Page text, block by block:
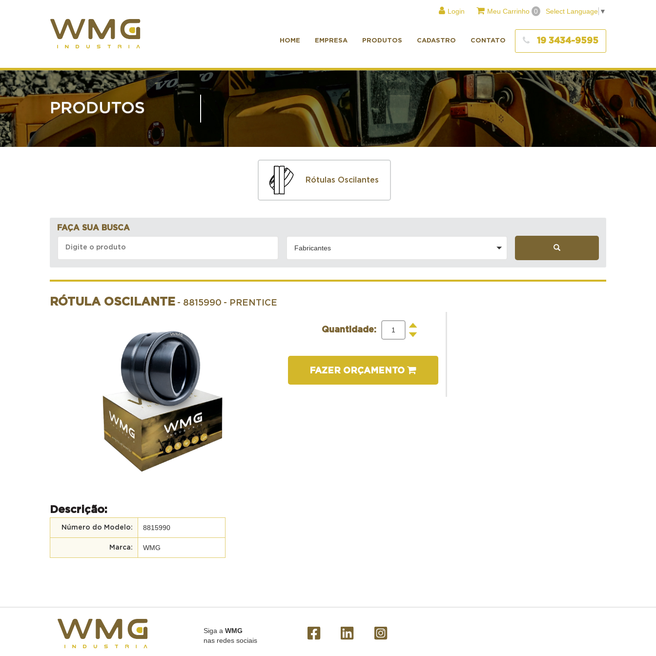
Login Meu Carrinho 0 Select Language ▼
HOME EMPRESA PRODUTOS CADASTRO CONTATO 19 3434-9595
PRODUTOS
Rótulas Oscilantes
FAÇA SUA BUSCA
Fabricantes
RÓTULA OSCILANTE - 8815990 - PRENTICE
Quantidade:
+
-
FAZER ORÇAMENTO
Descrição:
Número do Modelo: 8815990
Marca: WMG
Siga a WMG
nas redes sociais